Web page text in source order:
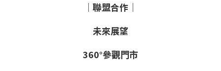
｜聯盟合作｜
未來展望
360°參觀門市